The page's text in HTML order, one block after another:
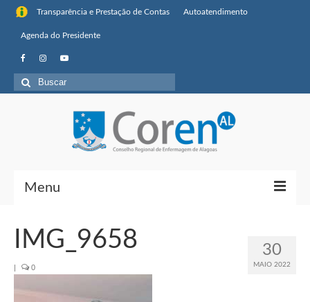
Transparência e Prestação de Contas Autoatendimento
Agenda do Presidente
Buscar
por:
Menu
Sobre o Coren-AL 30
MAIO 2022
IMG_9658
| 0